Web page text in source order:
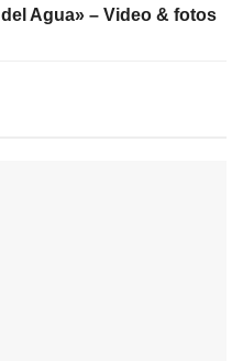
Agua» – Video & fotos